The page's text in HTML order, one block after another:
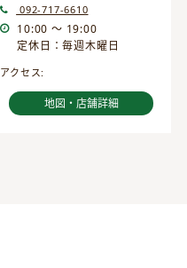
092-717-6610
10:00 ～ 19:00
定休日：毎週木曜日
アクセス:
地図・店舗詳細